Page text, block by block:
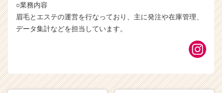
○業務内容
眉毛とエステの運営を行なっており、主に発注や在庫管理、
データ集計などを担当しています。